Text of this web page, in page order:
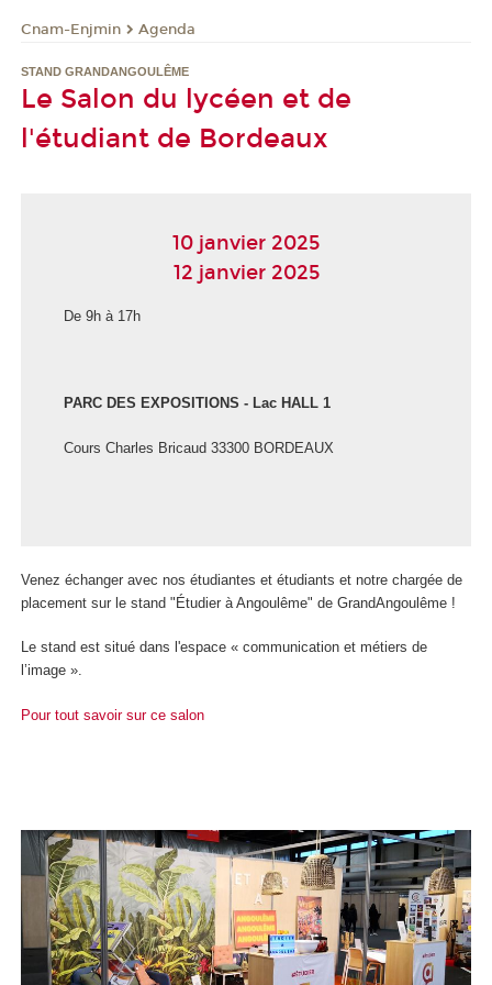
Cnam-Enjmin Agenda
STAND GRANDANGOULÊME
Le Salon du lycéen et de
l'étudiant de Bordeaux
10 janvier 2025
12 janvier 2025
De 9h à 17h
PARC DES EXPOSITIONS - Lac HALL 1
Cours Charles Bricaud 33300 BORDEAUX
Venez échanger avec nos étudiantes et étudiants et notre chargée de
placement sur le stand "Étudier à Angoulême" de GrandAngoulême !
Le stand est situé dans l'espace « communication et métiers de
l’image ».
Pour tout savoir sur ce salon